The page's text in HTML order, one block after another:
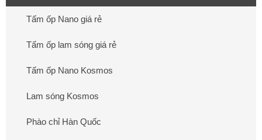
Tấm ốp Nano giá rẻ
Tấm ốp lam sóng giá rẻ
Tấm ốp Nano Kosmos
Lam sóng Kosmos
Phào chỉ Hàn Quốc